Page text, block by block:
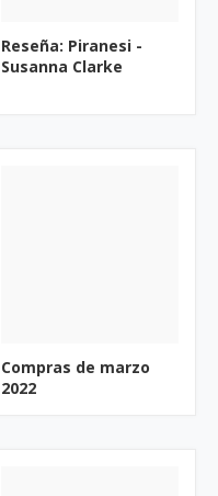
Reseña: Piranesi -
Susanna Clarke
Compras de marzo
2022